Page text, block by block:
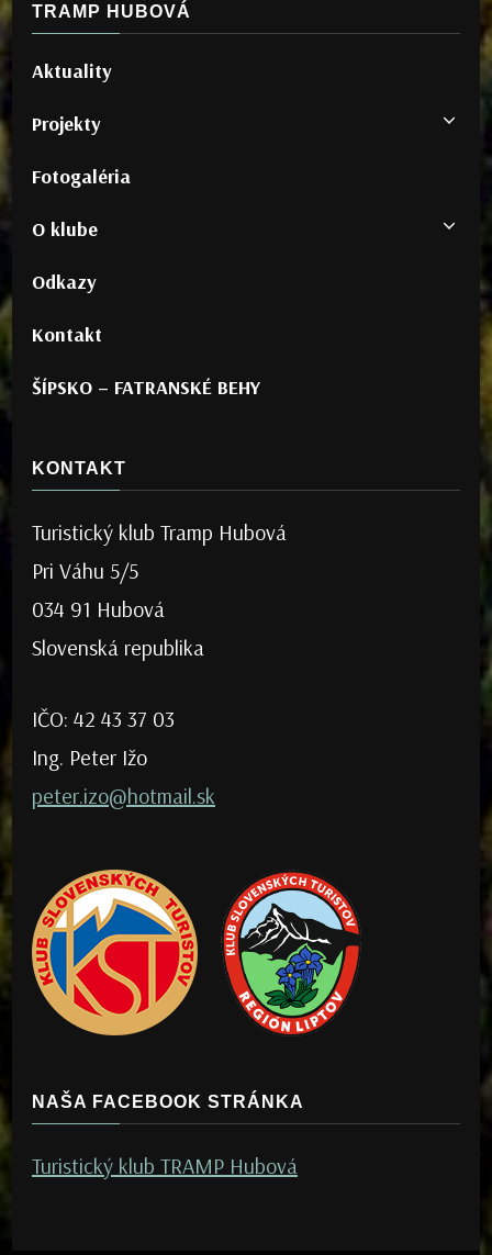
TRAMP HUBOVÁ
Aktuality
Projekty
Fotogaléria
O klube
Odkazy
Kontakt
ŠÍPSKO – FATRANSKÉ BEHY
KONTAKT
Turistický klub Tramp Hubová
Pri Váhu 5/5
034 91 Hubová
Slovenská republika
IČO: 42 43 37 03
Ing. Peter Ižo
peter.izo@hotmail.sk
NAŠA FACEBOOK STRÁNKA
Turistický klub TRAMP Hubová